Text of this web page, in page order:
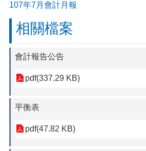
107年7月會計月報
相關檔案
會計報告公告
pdf(337.29 KB)
平衡表
pdf(47.82 KB)